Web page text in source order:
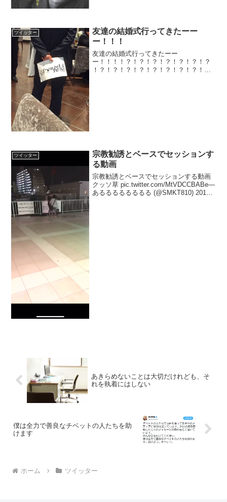
ツイッター
友達の結婚式行ってきたーー
ー！！！
友達の結婚式行ってきたーー
ー！！！！？！？！？！？！？！？！？
！？！？！？！？！？！？！？！？！？
ツイッター
宗教勧誘とベースでセッションす
る動画
宗教勧誘とベースでセッションする動画
クッソ草 pic.twitter.com/MtVDCCBABe—
あるるるるるるるる (@SMKT810) 2019
あきらめないことは大切だけれども、そ
れを執着にはしない
僕は全力で善良なチベットの人たちを助
けます
ホーム ツイッター